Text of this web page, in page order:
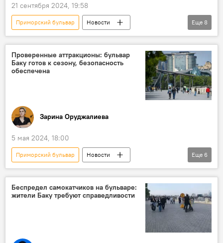
США
Кинематограф
Великобритания
Справка
Какой сегодня праздник
Кто сегодня родился
События и даты
21 сентября 2024, 19:58
Приморский бульвар
Новости
Азербайджан
Баку
Каспийское море
Обмеление
Еще 8
Проверенные аттракционы: бульвар
Баку готов к сезону, безопасность
обеспечена
Зарина Оруджалиева
5 мая 2024, 18:00
Приморский бульвар
Новости
Азербайджан
Баку
Общество
Безопасность
Еще 6
Беспредел самокатчиков на бульваре:
жители Баку требуют справедливости